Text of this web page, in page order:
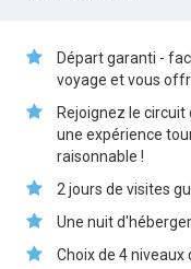
Départ garanti -
voyage et vous
Rejoignez le
une expérience
raisonnable !
2 jours de visites
Une nuit
Choix de 4